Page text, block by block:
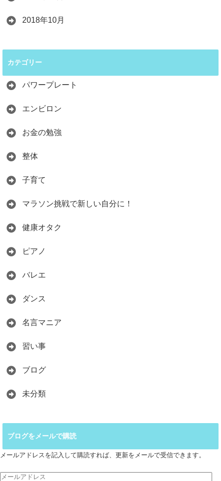
2018年10月
カテゴリー
パワープレート
エンビロン
お金の勉強
整体
子育て
マラソン挑戦で新しい自分に！
健康オタク
ピアノ
バレエ
ダンス
名言マニア
習い事
ブログ
未分類
ブログをメールで購読
メールアドレスを記入して購読すれば、更新をメールで受信できます。
メ